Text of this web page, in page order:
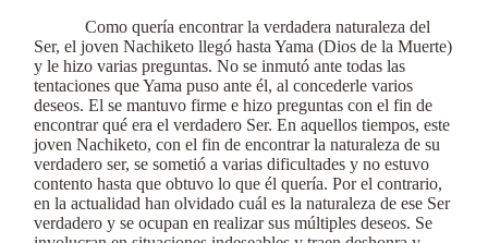
Como quería encontrar la verdadera naturaleza del
Ser, el joven Nachiketo llegó hasta Yama (Dios de la Muerte)
y le hizo varias preguntas. No se inmutó ante todas las
tentaciones que Yama puso ante él, al concederle varios
deseos. El se mantuvo firme e hizo preguntas con el fin de
encontrar qué era el verdadero Ser. En aquellos tiempos, este
joven Nachiketo, con el fin de encontrar la naturaleza de su
verdadero ser, se sometió a varias dificultades y no estuvo
contento hasta que obtuvo lo que él quería. Por el contrario,
en la actualidad han olvidado cuál es la naturaleza de ese Ser
verdadero y se ocupan en realizar sus múltiples deseos. Se